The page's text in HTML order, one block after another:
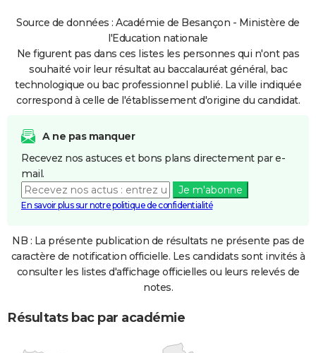
Source de données : Académie de Besançon - Ministère de
l'Education nationale
Ne figurent pas dans ces listes les personnes qui n'ont pas
souhaité voir leur résultat au baccalauréat général, bac
technologique ou bac professionnel publié. La ville indiquée
correspond à celle de l'établissement d'origine du candidat.
A ne pas manquer
Recevez nos astuces et bons plans directement par e-
mail.
Je m'abonne
En savoir plus sur notre politique de confidentialité
NB : La présente publication de résultats ne présente pas de
caractère de notification officielle. Les candidats sont invités à
consulter les listes d'affichage officielles ou leurs relevés de
notes.
Résultats bac par académie